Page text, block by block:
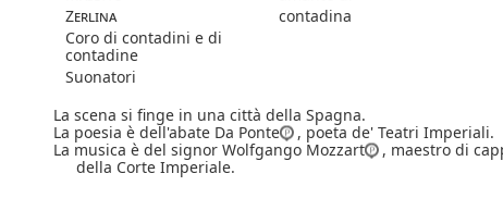
Zerlina
contadina
Coro di contadini e di
contadine
Suonatori
La scena si finge in una città della Spagna.
La poesia è dell'abate Da Ponte
, poeta de' Teatri Imperiali.
La musica è del signor Wolfgango Mozzart
, maestro di
della Corte Imperiale.